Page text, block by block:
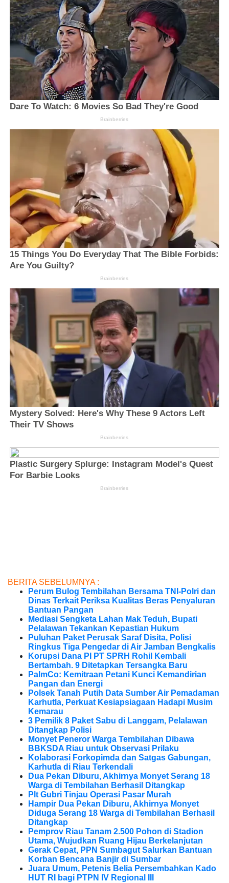
BERITA SEBELUMNYA :
Perum Bulog Tembilahan Bersama TNI-Polri dan
Dinas Terkait Periksa Kualitas Beras Penyaluran
Bantuan Pangan
Mediasi Sengketa Lahan Mak Teduh, Bupati
Pelalawan Tekankan Kepastian Hukum
Puluhan Paket Perusak Saraf Disita, Polisi
Ringkus Tiga Pengedar di Air Jamban Bengkalis
Korupsi Dana PI PT SPRH Rohil Kembali
Bertambah. 9 Ditetapkan Tersangka Baru
PalmCo: Kemitraan Petani Kunci Kemandirian
Pangan dan Energi
Polsek Tanah Putih Data Sumber Air Pemadaman
Karhutla, Perkuat Kesiapsiagaan Hadapi Musim
Kemarau
3 Pemilik 8 Paket Sabu di Langgam, Pelalawan
Ditangkap Polisi
Monyet Peneror Warga Tembilahan Dibawa
BBKSDA Riau untuk Observasi Prilaku
Kolaborasi Forkopimda dan Satgas Gabungan,
Karhutla di Riau Terkendali
Dua Pekan Diburu, Akhirnya Monyet Serang 18
Warga di Tembilahan Berhasil Ditangkap
Plt Gubri Tinjau Operasi Pasar Murah
Hampir Dua Pekan Diburu, Akhirnya Monyet
Diduga Serang 18 Warga di Tembilahan Berhasil
Ditangkap
Pemprov Riau Tanam 2.500 Pohon di Stadion
Utama, Wujudkan Ruang Hijau Berkelanjutan
Gerak Cepat, PPN Sumbagut Salurkan Bantuan
Korban Bencana Banjir di Sumbar
Juara Umum, Petenis Belia Persembahkan Kado
HUT RI bagi PTPN IV Regional III